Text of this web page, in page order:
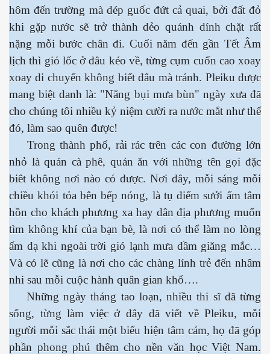
hôm đến trường mà dép guốc đứt cả quai, bởi đất đỏ
khi gặp nước sẽ trở thành dẻo quánh dính chặt rất
nặng mỗi bước chân đi. Cuối năm đến gần Tết Âm
lịch thì gió lốc ở đâu kéo về, từng cụm cuốn cao xoay
xoay di chuyển không biết đâu mà tránh. Pleiku được
mang biệt danh là: "Nắng bụi mưa bùn" ngày xưa đã
cho chúng tôi nhiều kỷ niệm cười ra nước mắt như thế
đó, làm sao quên được!
Trong thành phố, rải rác trên các con đường lớn
nhỏ là quán cà phê, quán ăn với những tên gọi đặc
biêt không nơi nào có được. Nơi đây, mỗi sáng mỗi
chiều khói tỏa bên bếp nóng, là tụ điểm sưởi ấm tâm
hồn cho khách phương xa hay dân địa phương muốn
tìm không khí của bạn bè, là nơi có thể làm no lòng
ấm dạ khi ngoài trời gió lạnh mưa dầm giăng mắc…
Và có lẽ cũng là nơi cho các chàng lính trẻ đến nhâm
nhi sau mỗi cuộc hành quân gian khổ….
Những ngày tháng tao loạn, nhiều thi sĩ đã từng
sống, từng làm việc ở đây đã viết về Pleiku, mỗi
người mỗi sắc thái một biểu hiện tâm cảm, họ đã góp
phần phong phú thêm cho nền văn học Việt Nam.
Hạng